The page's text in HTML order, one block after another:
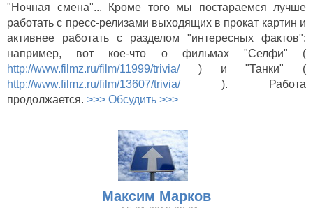
"Ночная смена"... Кроме того мы постараемся лучше
работать с пресс-релизами выходящих в прокат картин и
активнее работать с разделом "интересных фактов":
например, вот кое-что о фильмах "Селфи" (
http://www.filmz.ru/film/11999/trivia/) и "Танки" (
http://www.filmz.ru/film/13607/trivia/). Работа
продолжается. >>> Обсудить >>>
Максим Марков